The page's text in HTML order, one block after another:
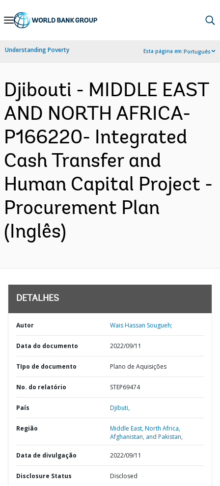
Skip
Navigation
Understanding Poverty Esta página em:Português
Djibouti - MIDDLE EAST
AND NORTH AFRICA-
P166220- Integrated
Cash Transfer and
Human Capital Project -
Procurement Plan
(Inglês)
DETALHES
Autor Wais Hassan Sougueh;
Data do documento 2022/09/11
TIpo de documento Plano de Aquisições
No. do relatório STEP69474
País Djibuti,
Região
Middle East, North Africa,
Afghanistan, and Pakistan,
Data de divulgação 2022/09/11
Disclosure Status Disclosed